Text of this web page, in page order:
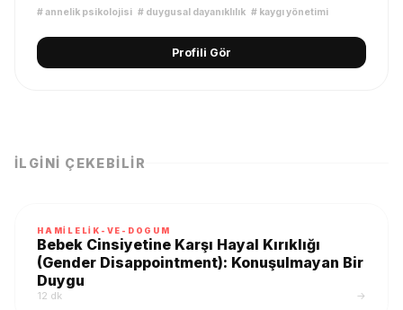
#annelik psikolojisi # duygusal dayanıklılık # kaygı yönetimi
Profili Gör
İLGINI ÇEKEBILIR
HAMILELIK-VE-DOGUM
Bebek Cinsiyetine Karşı Hayal Kırıklığı
(Gender Disappointment): Konuşulmayan Bir
Duygu
12 dk →